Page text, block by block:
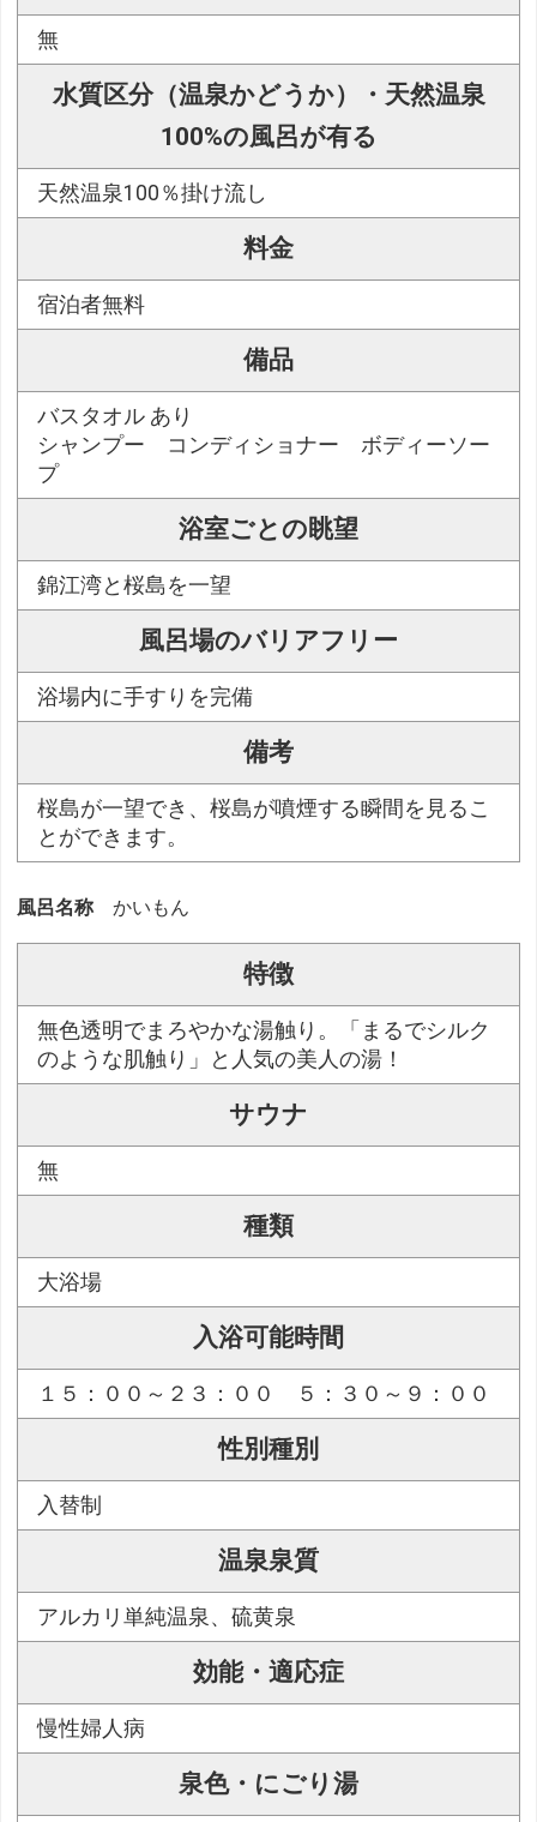
無
水質区分（温泉かどうか）・天然温泉
100%の風呂が有る
天然温泉100％掛け流し
料金
宿泊者無料
備品
バスタオル あり
シャンプー コンディショナー ボディーソー
プ
浴室ごとの眺望
錦江湾と桜島を一望
風呂場のバリアフリー
浴場内に手すりを完備
備考
桜島が一望でき、桜島が噴煙する瞬間を見るこ
とができます。
風呂名称 かいもん
特徴
無色透明でまろやかな湯触り。「まるでシルク
のような肌触り」と人気の美人の湯！
サウナ
無
種類
大浴場
入浴可能時間
１５：００～２３：００ ５：３０～９：００
性別種別
入替制
温泉泉質
アルカリ単純温泉、硫黄泉
効能・適応症
慢性婦人病
泉色・にごり湯